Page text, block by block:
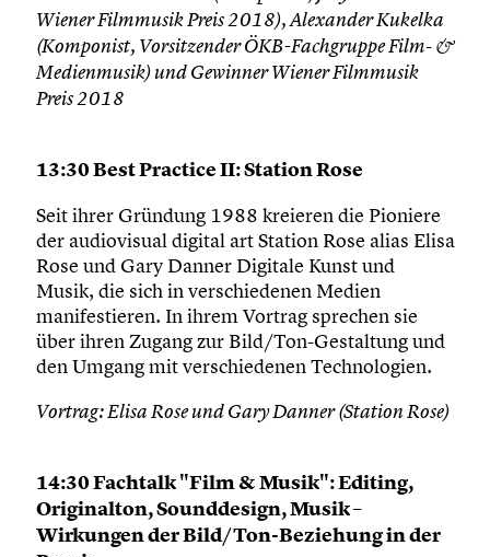
Wiener Filmmusik Preis 2018), Alexander Kukelka
(Komponist, Vorsitzender ÖKB-Fachgruppe Film- &
Medienmusik) und Gewinner Wiener Filmmusik
Preis 2018
13:30 Best Practice II: Station Rose
Seit ihrer Gründung 1988 kreieren die Pioniere
der audiovisual digital art Station Rose alias Elisa
Rose und Gary Danner Digitale Kunst und
Musik, die sich in verschiedenen Medien
manifestieren. In ihrem Vortrag sprechen sie
über ihren Zugang zur Bild/Ton-Gestaltung und
den Umgang mit verschiedenen Technologien.
Vortrag: Elisa Rose und Gary Danner (Station Rose)
14:30 Fachtalk "Film & Musik": Editing,
Originalton, Sounddesign, Musik –
Wirkungen der Bild/Ton-Beziehung in der